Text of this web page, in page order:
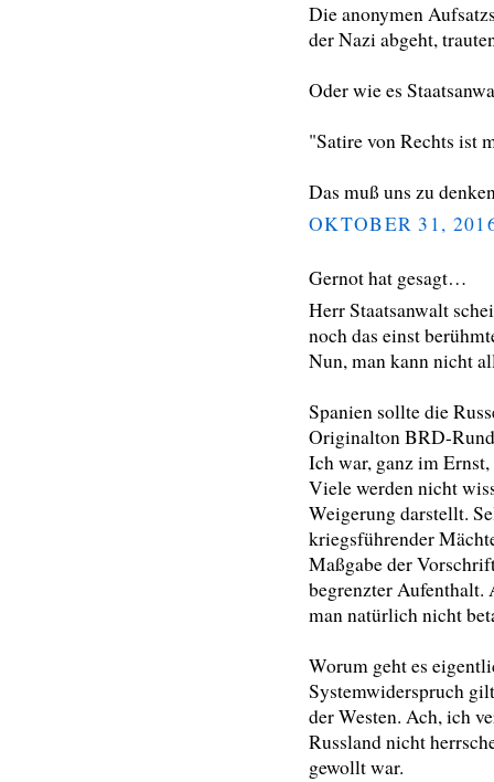
Die anonymen
der Nazi abgeht,
Oder wie es
"Satire von Rechts ist
Das muß uns zu
OKTOBER 31,
Gernot hat gesagt…
Herr Staatsanwalt
noch das einst
Nun, man kann nicht
Spanien sollte die
Originalton BRD-
Ich war, ganz im
Viele werden nicht
Weigerung darstellt.
kriegsführender
Maßgabe der
begrenzter Aufenthalt.
man natürlich nicht
Worum geht es
Systemwiderspruch
der Westen. Ach, ich
Russland nicht
gewollt war.